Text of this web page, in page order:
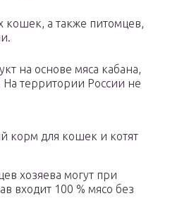
кошек, а также питомцев,
на основе мяса кабана,
территории России не
корм для кошек и котят
хозяева могут при
входит 100 % мясо без